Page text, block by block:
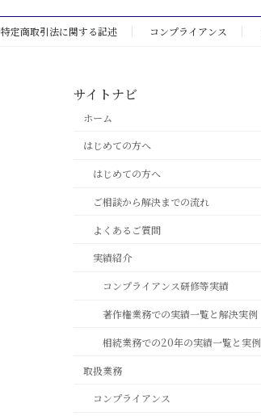
特定商取引法に関する記述 コンプライアンス
サイトナビ
ホーム
はじめての方へ
はじめての方へ
ご相談から解決までの流れ
よくあるご質問
実績紹介
コンプライアンス研修等実績
著作権業務での実績一覧と解決実例
相続業務での20年の実績一覧と実例
取扱業務
コンプライアンス